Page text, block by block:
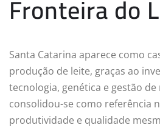
Fronteira do
Santa Catarina aparece como
produção de leite, graças ao
tecnologia, genética e gestão de
consolidou-se como referência
produtividade e qualidade